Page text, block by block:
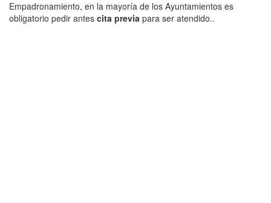
Empadronamiento, en la mayoría de los Ayuntamientos es
obligatorio pedir antes cita previa para ser atendido..